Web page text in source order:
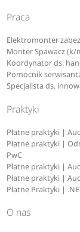
Praca
Elektromonter
Monter Spawacz (k/
Koordynator ds.
Pomocnik
Specjalista ds.
Praktyki
Płatne praktyki |
Płatne praktyki |
PwC
Płatne praktyki |
Płatne praktyki |
Płatne Praktyki |
O nas